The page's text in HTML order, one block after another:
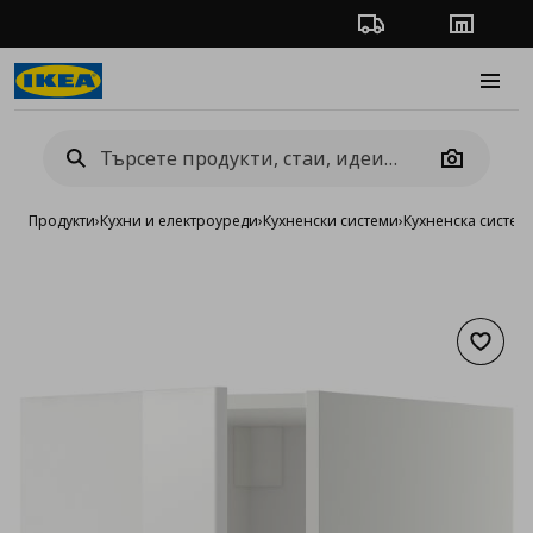
Проследяване на
Camera
Продукти›Кухни и електроуреди›Кухненски системи›Кухненска